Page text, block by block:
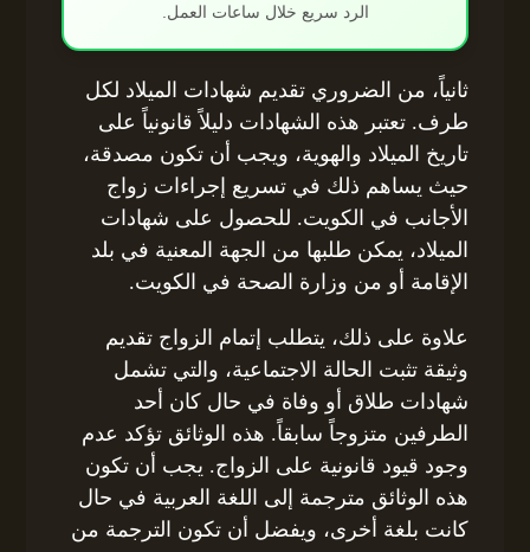
الرد سريع خلال ساعات العمل.
ثانياً، من الضروري تقديم شهادات الميلاد لكل
طرف. تعتبر هذه الشهادات دليلاً قانونياً على
تاريخ الميلاد والهوية، ويجب أن تكون مصدقة،
حيث يساهم ذلك في تسريع إجراءات زواج
الأجانب في الكويت. للحصول على شهادات
الميلاد، يمكن طلبها من الجهة المعنية في بلد
الإقامة أو من وزارة الصحة في الكويت.
علاوة على ذلك، يتطلب إتمام الزواج تقديم
وثيقة تثبت الحالة الاجتماعية، والتي تشمل
شهادات طلاق أو وفاة في حال كان أحد
الطرفين متزوجاً سابقاً. هذه الوثائق تؤكد عدم
وجود قيود قانونية على الزواج. يجب أن تكون
هذه الوثائق مترجمة إلى اللغة العربية في حال
كانت بلغة أخرى، ويفضل أن تكون الترجمة من